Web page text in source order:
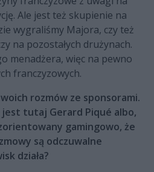
Ale jest też skupienie na
wygraliśmy Majora, czy też
na pozostałych drużynach.
menadżera, więc na pewno
franczyzowych.
rozmów ze sponsorami.
jest tutaj Gerard Piqué albo,
gamingowo, że
są odczuwalne
działa?